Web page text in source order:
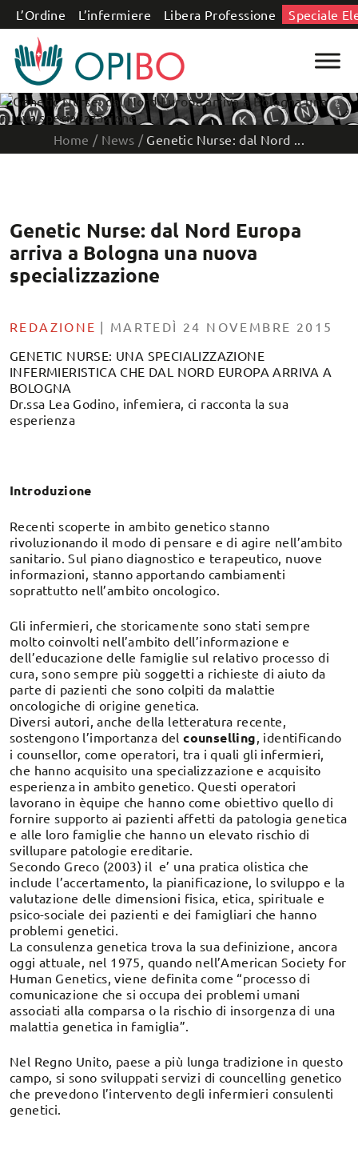
Salta al contenuto
L’Ordine L’infermiere Libera Professione Speciale
Home / News / Genetic Nurse: dal Nord ...
Genetic Nurse: dal Nord Europa
arriva a Bologna una nuova
specializzazione
REDAZIONE | MARTEDÌ 24 NOVEMBRE 2015
GENETIC NURSE: UNA SPECIALIZZAZIONE
INFERMIERISTICA CHE DAL NORD EUROPA ARRIVA A
BOLOGNA
Dr.ssa Lea Godino, infemiera, ci racconta la sua
esperienza
Introduzione
Recenti scoperte in ambito genetico stanno
rivoluzionando il modo di pensare e di agire nell’ambito
sanitario. Sul piano diagnostico e terapeutico, nuove
informazioni, stanno apportando cambiamenti
soprattutto nell’ambito oncologico.
Gli infermieri, che storicamente sono stati sempre
molto coinvolti nell’ambito dell’informazione e
dell’educazione delle famiglie sul relativo processo di
cura, sono sempre più soggetti a richieste di aiuto da
parte di pazienti che sono colpiti da malattie
oncologiche di origine genetica.
Diversi autori, anche della letteratura recente,
sostengono l’importanza delcounselling, identificando
i counsellor, come operatori, tra i quali gli infermieri,
che hanno acquisito una specializzazione e acquisito
esperienza in ambito genetico. Questi operatori
lavorano in èquipe che hanno come obiettivo quello di
fornire supporto ai pazienti affetti da patologia genetica
e alle loro famiglie che hanno un elevato rischio di
svillupare patologie ereditarie.
Secondo Greco (2003) il e’ una pratica olistica che
include l’accertamento, la pianificazione, lo sviluppo e la
valutazione delle dimensioni fisica, etica, spirituale e
psico-sociale dei pazienti e dei famigliari che hanno
problemi genetici.
La consulenza genetica trova la sua definizione, ancora
oggi attuale, nel 1975, quando nell’American Society for
Human Genetics, viene definita come “processo di
comunicazione che si occupa dei problemi umani
associati alla comparsa o la rischio di insorgenza di una
malattia genetica in famiglia”.
Nel Regno Unito, paese a più lunga tradizione in questo
campo, si sono sviluppati servizi di councelling genetico
che prevedono l’intervento degli infermieri consulenti
genetici.